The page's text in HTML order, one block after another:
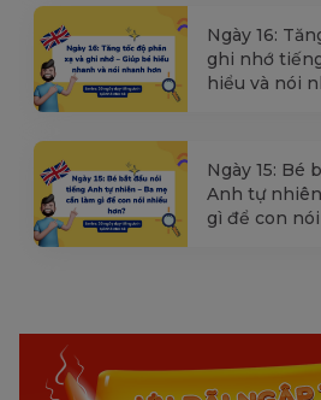
Ngày 16:
ghi nhớ
hiểu và nói
Ngày 15: Bé
Anh tự
gì để con